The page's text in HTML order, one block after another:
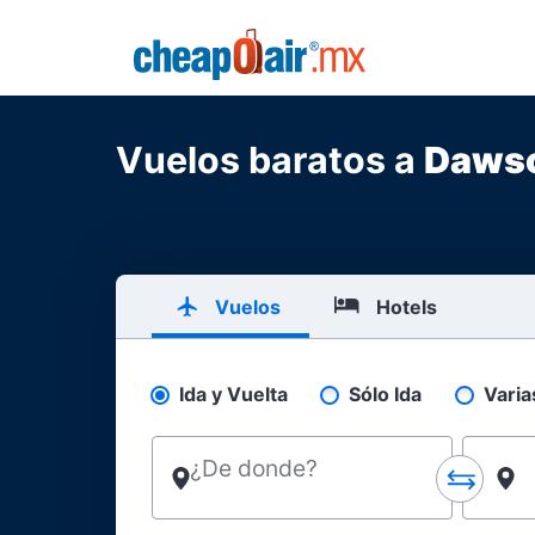
Vuelos baratos a
Vuelos Hotels
Pick your flight type
Ida y Vuelta Sólo Ida
¿De donde?